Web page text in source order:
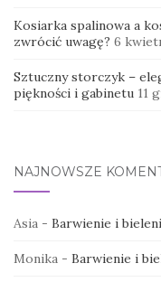
Kosiarka spalinowa a
zwrócić uwagę? 6
Sztuczny storczyk –
piękności i gabinetu 11
NAJNOWSZE
Asia - Barwienie i
Monika - Barwienie i